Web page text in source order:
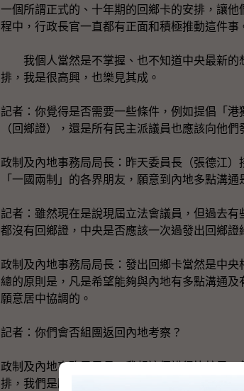
一個所謂正式的、十年期的回鄉卡的安排，讓
程中，行政長官一直都有正面和積極推動這件事
我個人當然是不掌握、也不知道中央最新的
排，我是很高興，也樂見其成。
記者：你覺得是否需要一些條件，例如提倡「
（回鄉證），還是所有民主派議員也應該向他們
政制及內地事務局局長：昨天委員長（張德江
「一國兩制」的各界朋友，願意到內地多點溝
記者：雖然現在是說現屆立法會議員，但過去有
都沒有回鄉證，中央是否應該一次過發出回鄉證
政制及內地事務局局長：發出回鄉卡當然是中
總的原則是，凡是希望能夠與內地有多點溝通
願意居中協調的。
記者：你們會否組團返回內地考察？
政制及內地事務局局長：我想這個說得比較早
排，我們是願意作這個安排。事實上，我們在內